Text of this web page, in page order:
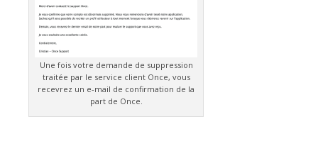
Une fois votre demande de suppression
traitée par le service client Once, vous
recevrez un e-mail de confirmation de la
part de Once.